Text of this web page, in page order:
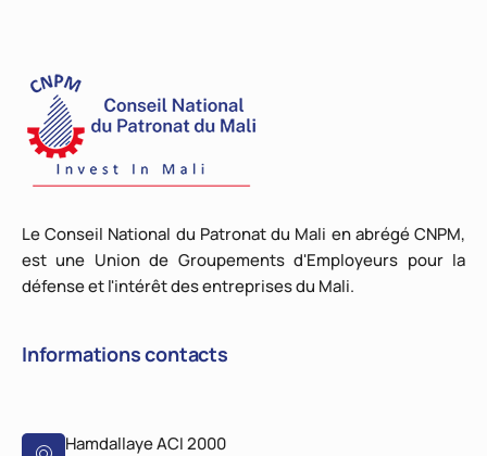
Le Conseil National du Patronat du Mali en abrégé CNPM,
est une Union de Groupements d'Employeurs pour la
défense et l'intérêt des entreprises du Mali.
Informations contacts
Hamdallaye ACI 2000